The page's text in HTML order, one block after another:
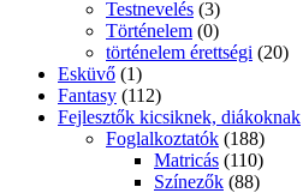
Testnevelés (3)
Történelem (0)
történelem érettségi (20)
Esküvő (1)
Fantasy (112)
Fejlesztők kicsiknek, diákoknak
Foglalkoztatók (188)
Matricás (110)
Színezők (88)